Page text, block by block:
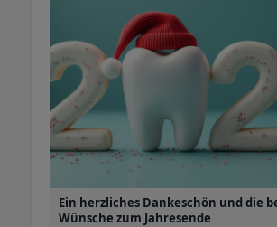
14:00 bis 18:00 UhrDienstag
Mittwoch
14:00 bis 19:30 Uhr
bis 12:30 Uhr 14:00 bis 18:00 Uhr
14:00 Uhr
Ein herzliches Dankeschön und die
Wünsche zum Jahresende